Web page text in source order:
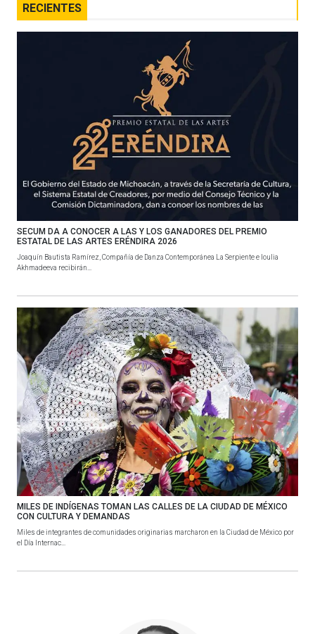
RECIENTES
SECUM DA A CONOCER A LAS Y LOS GANADORES DEL PREMIO
ESTATAL DE LAS ARTES ERÉNDIRA 2026
Joaquín Bautista Ramírez, Compañía de Danza Contemporánea La Serpiente e Ioulia
Akhmadeeva recibirán...
MILES DE INDÍGENAS TOMAN LAS CALLES DE LA CIUDAD DE MÉXICO
CON CULTURA Y DEMANDAS
Miles de integrantes de comunidades originarias marcharon en la Ciudad de México por
el Día Internac...